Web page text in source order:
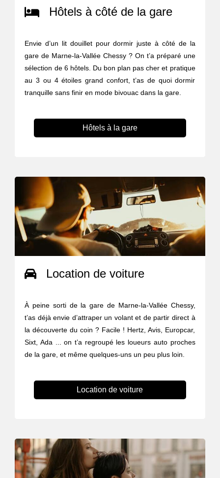
Hôtels à côté de la gare
Envie d’un lit douillet pour dormir juste à côté de la
gare de Marne-la-Vallée Chessy ? On t’a préparé une
sélection de 6 hôtels. Du bon plan pas cher et pratique
au 3 ou 4 étoiles grand confort, t’as de quoi dormir
tranquille sans finir en mode bivouac dans la gare.
Hôtels à la gare
Location de voiture
À peine sorti de la gare de Marne-la-Vallée Chessy,
t’as déjà envie d’attraper un volant et de partir direct à
la découverte du coin ? Facile ! Hertz, Avis, Europcar,
Sixt, Ada ... on t’a regroupé les loueurs auto proches
de la gare, et même quelques-uns un peu plus loin.
Location de voiture